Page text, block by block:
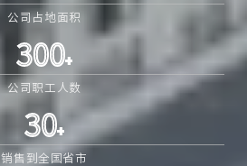
公司占地面积
300+
公司职工人数
30+
销售到全国省市